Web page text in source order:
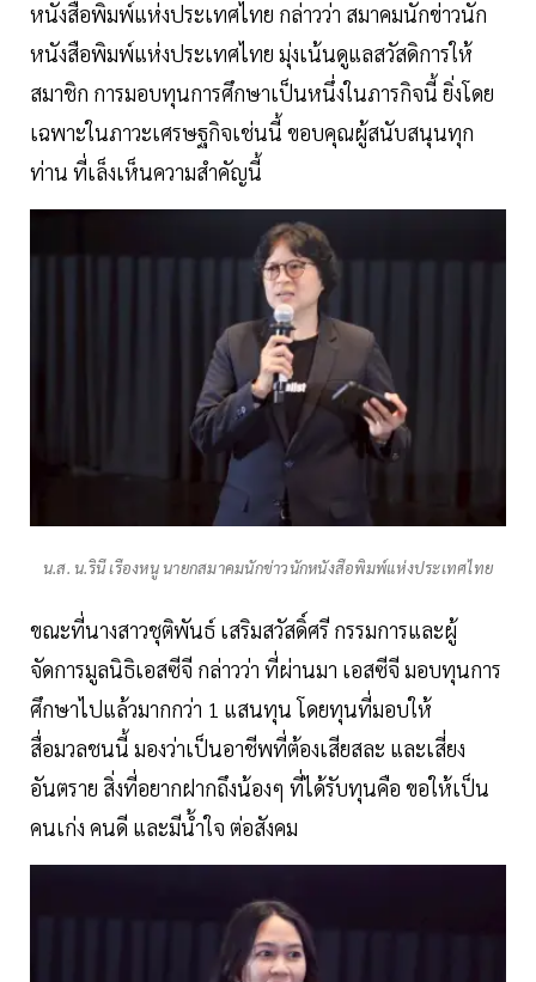
หนังสือพิมพ์แห่งประเทศไทย กล่าวว่า สมาคมนักข่าวนัก
หนังสือพิมพ์แห่งประเทศไทย มุ่งเน้นดูแลสวัสดิการให้
สมาชิก การมอบทุนการศึกษาเป็นหนึ่งในภารกิจนี้ ยิ่งโดย
เฉพาะในภาวะเศรษฐกิจเช่นนี้ ขอบคุณผู้สนับสนุนทุก
ท่าน ที่เล็งเห็นความสำคัญนี้
น.ส. น.รินี เรืองหนู นายกสมาคมนักข่าวนักหนังสือพิมพ์แห่งประเทศไทย
ขณะที่นางสาวชุติพันธ์ เสริมสวัสดิ์ศรี กรรมการและผู้
จัดการมูลนิธิเอสซีจี กล่าวว่า ที่ผ่านมา เอสซีจี มอบทุนการ
ศึกษาไปแล้วมากกว่า 1 แสนทุน โดยทุนที่มอบให้
สื่อมวลชนนี้ มองว่าเป็นอาชีพที่ต้องเสียสละ และเสี่ยง
อันตราย สิ่งที่อยากฝากถึงน้องๆ ที่ได้รับทุนคือ ขอให้เป็น
คนเก่ง คนดี และมีน้ำใจ ต่อสังคม